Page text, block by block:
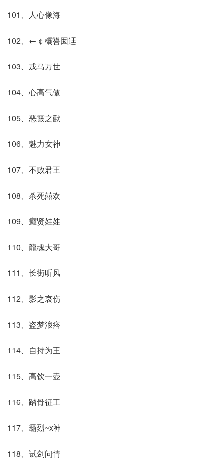
101、人心像海
102、←￠欛噵囡迋
103、戎马万世
104、心高气傲
105、恶靈之獸
106、魅力女神
107、不败君王
108、杀死囍欢
109、癫贤娃娃
110、龍魂大哥
111、长街听风
112、影之哀伤
113、盗梦浪痞
114、自持为王
115、高饮一壶
116、踏骨征王
117、霸烈~x神
118、试剑问情